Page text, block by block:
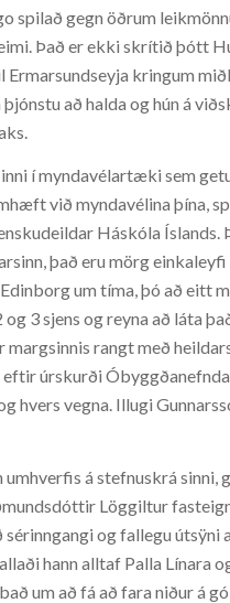
spilað gegn öðrum
Það er ekki skrítið þótt
kringum
að halda og hún á
í myndavélartæki sem
við myndavélina þína,
Háskóla Íslands.
það eru mörg
um tíma, þó að eitt
3 sjens og reyna að láta
rangt með
úrskurði
hvers vegna. Illugi
á stefnuskrá sinni,
Löggiltur
og fallegu útsÿni
hann alltaf Palla Línara
um að fá að fara niður á